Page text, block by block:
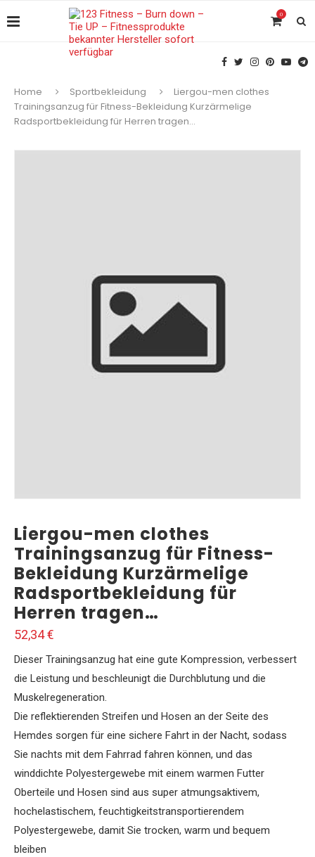
0
Home Sportbekleidung
Liergou-men clothes
Trainingsanzug für Fitness-Bekleidung Kurzärmelige
Radsportbekleidung für Herren tragen…
Liergou-men clothes
Trainingsanzug für Fitness-
Bekleidung Kurzärmelige
Radsportbekleidung für
Herren tragen…
52,34€
Dieser Trainingsanzug hat eine gute Kompression, verbessert
die Leistung und beschleunigt die Durchblutung und die
Muskelregeneration.
Die reflektierenden Streifen und Hosen an der Seite des
Hemdes sorgen für eine sichere Fahrt in der Nacht, sodass
Sie nachts mit dem Fahrrad fahren können, und das
winddichte Polyestergewebe mit einem warmen Futter
Oberteile und Hosen sind aus super atmungsaktivem,
hochelastischem, feuchtigkeitstransportierendem
Polyestergewebe, damit Sie trocken, warm und bequem
bleiben